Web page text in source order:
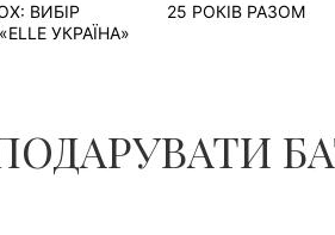
ВИБІР
УКРАЇНА»
25 РОКІВ РАЗОМ